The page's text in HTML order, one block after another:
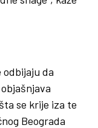
odbijaju da
se krije iza te
Beograda